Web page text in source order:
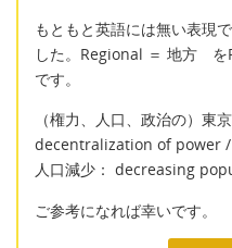
もともと英語には無い表現
した。Regional ＝ 地方 を
です。
（権力、人口、政治の）東
decentralization of power
人口減少： decreasing
ご参考になれば幸いです。